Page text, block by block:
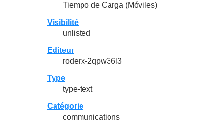
Tiempo de Carga (Móviles)
Visibilité
unlisted
Editeur
roderx-2qpw36l3
Type
type-text
Catégorie
communications